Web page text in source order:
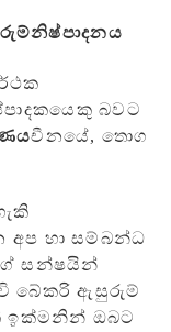
නිෂ්පාදනය
බවට
චීනයේ, තොග
හා සම්බන්ධ
සන්ෂයින්
බේකරි ඇසුරුම්
ඉක්මනින් ඔබට